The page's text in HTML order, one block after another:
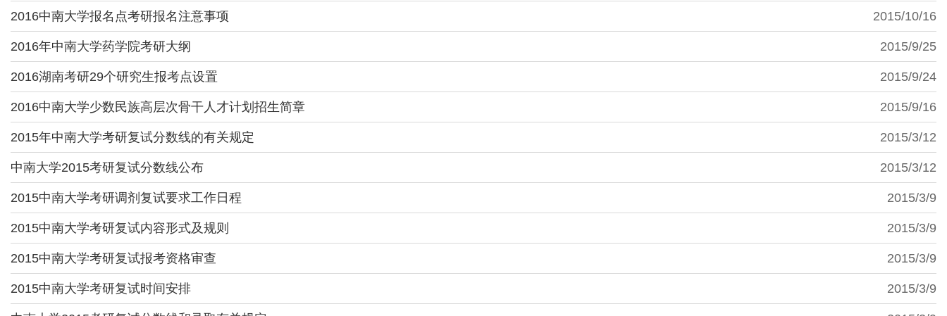
2015/10/16
2016中南大学报名点考研报名注意事项
2015/9/25
2016年中南大学药学院考研大纲
2015/9/24
2016湖南考研29个研究生报考点设置
2015/9/16
2016中南大学少数民族高层次骨干人才计划招生简章
2015/3/12
2015年中南大学考研复试分数线的有关规定
2015/3/12
中南大学2015考研复试分数线公布
2015/3/9
2015中南大学考研调剂复试要求工作日程
2015/3/9
2015中南大学考研复试内容形式及规则
2015/3/9
2015中南大学考研复试报考资格审查
2015/3/9
2015中南大学考研复试时间安排